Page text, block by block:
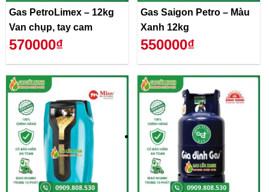
Gas PetroLimex – 12kg
Van chụp, tay cam
570000₫
Gas Saigon Petro – Màu
Xanh 12kg
550000₫